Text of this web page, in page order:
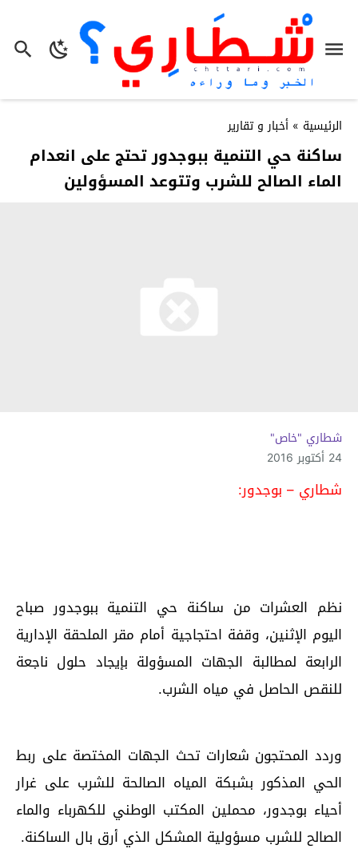
الرئيسية » أخبار و تقارير
ساكنة حي التنمية ببوجدور تحتج على انعدام
الماء الصالح للشرب وتتوعد المسؤولين
شطاري "خاص"
24 أكتوبر 2016
شطاري – بوجدور:
نظم العشرات من ساكنة حي التنمية ببوجدور صباح
اليوم الإثنين، وقفة احتجاجية أمام مقر الملحقة الإدارية
الرابعة لمطالبة الجهات المسؤولة بإيجاد حلول ناجعة
للنقص الحاصل في مياه الشرب.
وردد المحتجون شعارات تحث الجهات المختصة على ربط
الحي المذكور بشبكة المياه الصالحة للشرب على غرار
أحياء بوجدور، محملين المكتب الوطني للكهرباء والماء
الصالح للشرب مسؤولية المشكل الذي أرق بال الساكنة.